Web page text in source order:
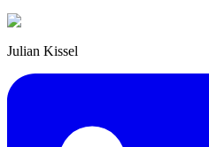
Julian Kissel